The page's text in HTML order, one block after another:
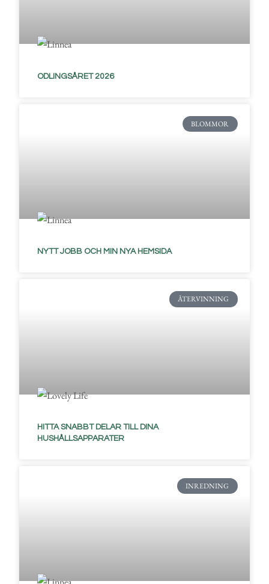
ODLINGSÅRET 2026
BLOMMOR
NYTT JOBB OCH MIN NYA HEMSIDA
ÅTERVINNING
HITTA SNABBT DELAR TILL DINA
HUSHÅLLSAPPARATER
INREDNING